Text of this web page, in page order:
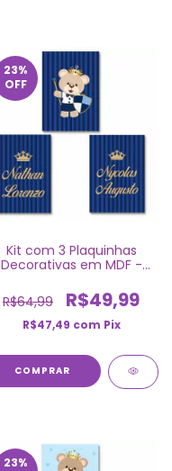
23%
OFF
Kit com 3 Plaquinhas
Decorativas em MDF -
R$64,99
R$49,99
R$47,49 com Pix
COMPRAR
23%